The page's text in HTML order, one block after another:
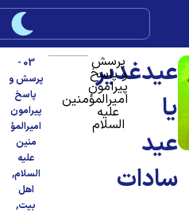
عيدغدير
یا
عيد
سادات
پرسش
و پاسخ
پیرامون
امیرالمؤمنین
علیه
السلام
03 -
پرسش و
پاسخ
پیرامون
امیرالمؤ
منین
علیه
السلام,
اهل
بیت,